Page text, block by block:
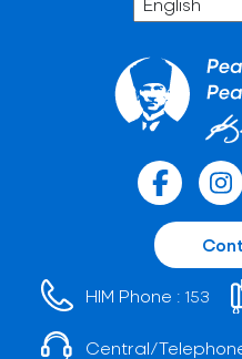
HIM Phone : 153
Central/